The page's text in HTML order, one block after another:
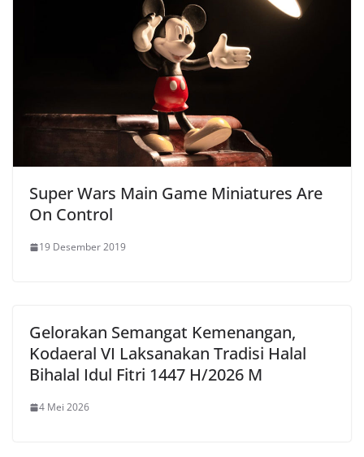
Super Wars Main Game Miniatures Are
On Control
19 Desember 2019
Gelorakan Semangat Kemenangan,
Kodaeral VI Laksanakan Tradisi Halal
Bihalal Idul Fitri 1447 H/2026 M
4 Mei 2026